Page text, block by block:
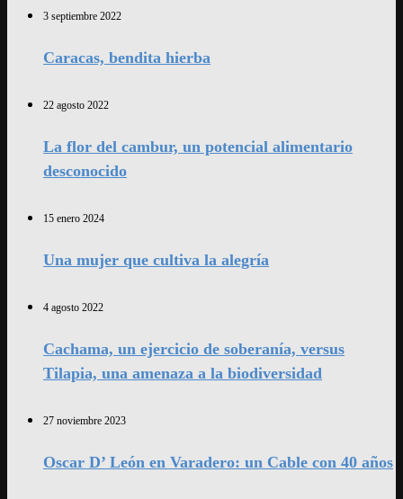
3 septiembre 2022
Caracas, bendita hierba
22 agosto 2022
La flor del cambur, un potencial alimentario
desconocido
15 enero 2024
Una mujer que cultiva la alegría
4 agosto 2022
Cachama, un ejercicio de soberanía, versus
Tilapia, una amenaza a la biodiversidad
27 noviembre 2023
Oscar D’ León en Varadero: un Cable con 40 años